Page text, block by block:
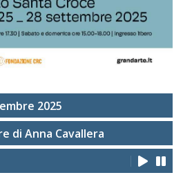
2025
di Anna Cavallera